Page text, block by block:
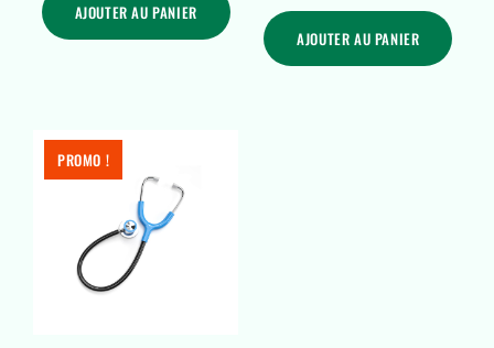
AJOUTER AU PANIER
AJOUTER AU PANIER
PROMO !